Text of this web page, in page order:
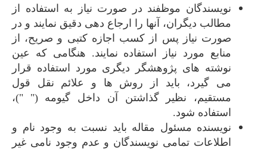
نویسندگان موظفند در صورت نیاز به استفاده از
مطالب دیگران، آنها را ارجاع دهی دقیق نمایند و در
صورت نیاز پس از کسب اجازه کتبی و صریح، از
منابع مورد نیاز استفاده نمایند. هنگامی که عین
نوشته های پژوهشگر دیگری مورد استفاده قرار
می گیرد، باید از روش ها و علائم نقل قول
مستقیم، نظیر گذاشتن آن داخل گیومه (" ")،
استفاده شود.
نویسنده مسئول مقاله باید نسبت به وجود نام و
اطلاعات تمامی نویسندگان و عدم وجود نامی غیر